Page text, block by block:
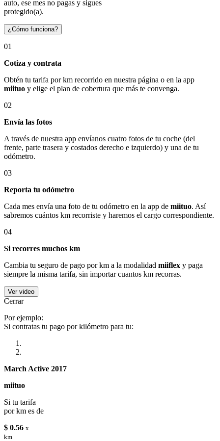
auto, ese mes no pagas y sigues
protegido(a).
¿Cómo funciona?
01
Cotiza y contrata
Obtén tu tarifa por km recorrido en nuestra página o en la app
miituo y elige el plan de cobertura que más te convenga.
02
Envía las fotos
A través de nuestra app envíanos cuatro fotos de tu coche (del
frente, parte trasera y costados derecho e izquierdo) y una de tu
odómetro.
03
Reporta tu odómetro
Cada mes envía una foto de tu odómetro en la app de miituo. Así
sabremos cuántos km recorriste y haremos el cargo correspondiente.
04
Si recorres muchos km
Cambia tu seguro de pago por km a la modalidad miiflex y paga
siempre la misma tarifa, sin importar cuantos km recorras.
Ver video
Cerrar
Por ejemplo:
Si contratas tu pago por kilómetro para tu:
March Active 2017
miituo
Si tu tarifa
por km es de
$ 0.56 x
km